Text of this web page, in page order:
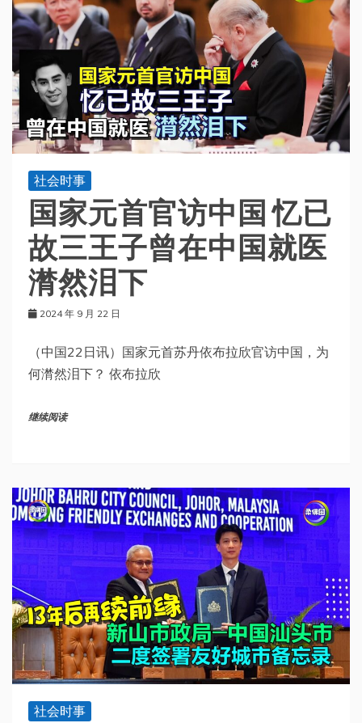
社会时事
国家元首官访中国 忆已
故三王子曾在中国就医
潸然泪下
2024 年 9 月 22 日
（中国22日讯）国家元首苏丹依布拉欣官访中国，为
何潸然泪下？ 依布拉欣
继续阅读
社会时事